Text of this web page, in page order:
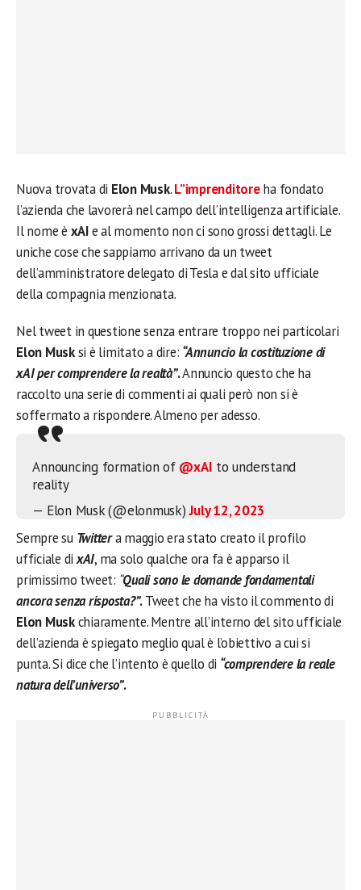
Nuova trovata di Elon Musk.L”imprenditoreha fondato
l’azienda che lavorerà nel campo dell’intelligenza artificiale.
Il nome è xAIe al momento non ci sono grossi dettagli. Le
uniche cose che sappiamo arrivano da un tweet
dell’amministratore delegato di Tesla e dal sito ufficiale
della compagnia menzionata.
Nel tweet in questione senza entrare troppo nei particolari
Elon Musksi è limitato a dire: “Annuncio la costituzione di
xAI per comprendere la realtà”.Annuncio questo che ha
raccolto una serie di commenti ai quali però non si è
soffermato a rispondere. Almeno per adesso.
Announcing formation of @xAI to understand
reality
— Elon Musk (@elonmusk)July 12, 2023
Sempre su Twittera maggio era stato creato il profilo
ufficiale dixAI, ma solo qualche ora fa è apparso il
primissimo tweet: “Quali sono le domande fondamentali
ancora senza risposta?”.Tweet che ha visto il commento di
Elon Muskchiaramente. Mentre all’interno del sito ufficiale
dell’azienda è spiegato meglio qual è l’obiettivo a cui si
punta. Si dice che l’intento è quello di “comprendere la reale
natura dell’universo”.